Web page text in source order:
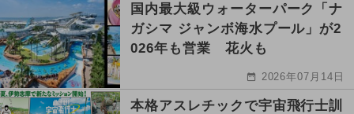
国内最大級ウォーターパーク「ナ
ガシマ ジャンボ海水プール」が2
026年も営業 花火も
2026年07月14日
本格アスレチックで宇宙飛行士訓